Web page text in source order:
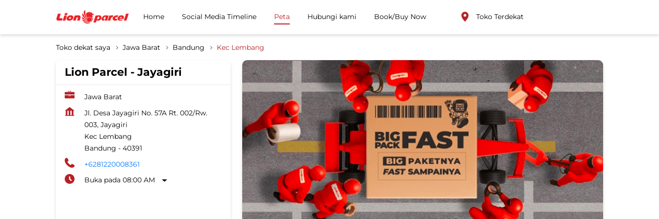
Home Social Media Timeline Peta Hubungi kami Book/Buy Now Toko Terdekat
Toko dekat saya Jawa Barat Bandung Kec Lembang
Lion Parcel - Jayagiri
Jawa Barat
Jl. Desa Jayagiri No. 57A Rt. 002/Rw.
003, Jayagiri
Kec Lembang
Bandung - 40391
+6281220008361
Buka pada 08:00 AM